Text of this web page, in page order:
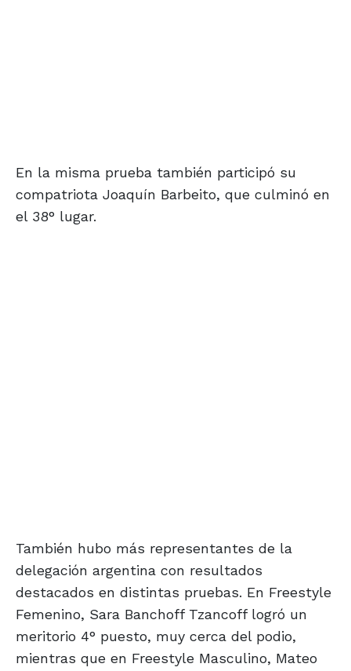
En la misma prueba también participó su
compatriota Joaquín Barbeito, que culminó en
el 38° lugar.
También hubo más representantes de la
delegación argentina con resultados
destacados en distintas pruebas. En Freestyle
Femenino, Sara Banchoff Tzancoff logró un
meritorio 4° puesto, muy cerca del podio,
mientras que en Freestyle Masculino, Mateo